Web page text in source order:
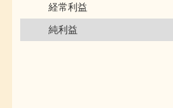
経常利益
純利益